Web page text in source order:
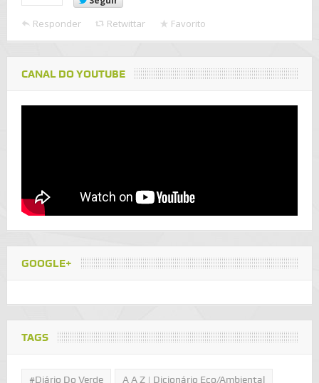
Responder Retwittar Favorito
CANAL DO YOUTUBE
GOOGLE+
TAGS
#Diário Do Verde A A Z | Dicionário Eco/Ambiental